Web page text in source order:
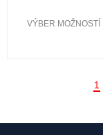
VÝBER MOŽNOSTÍ
1